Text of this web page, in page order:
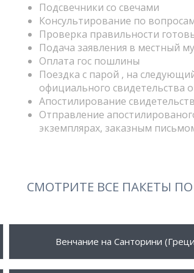
Подсвечники со свечами
Консультирование по
Проверка правильности
Подача заявления в местный
Оплата гос пошлины
Поездка с парой , на
официального свидетельства
Апостилирование
Отправление
экземплярах, заказным
СМОТРИТЕ ВСЕ ПАКЕТЫ
ПОДРОБНЕЕ
Венчание на Санторини